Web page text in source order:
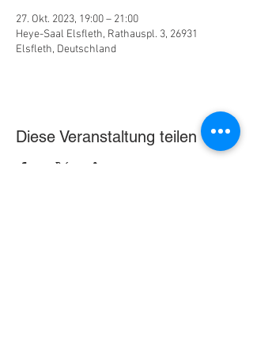
27. Okt. 2023, 19:00 – 21:00
Heye-Saal Elsfleth, Rathauspl. 3, 26931
Elsfleth, Deutschland
Diese Veranstaltung teilen